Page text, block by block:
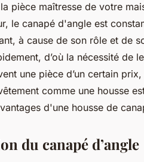
pièce maîtresse de votre
le canapé d'angle est
à cause de son rôle et de
d’où la nécessité de
une pièce d’un certain
comme une housse
d'une housse de
du canapé d’angle